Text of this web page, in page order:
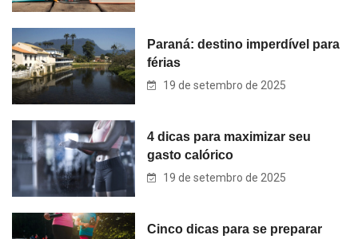
Paraná: destino imperdível para
férias
19 de setembro de 2025
4 dicas para maximizar seu
gasto calórico
19 de setembro de 2025
Cinco dicas para se preparar